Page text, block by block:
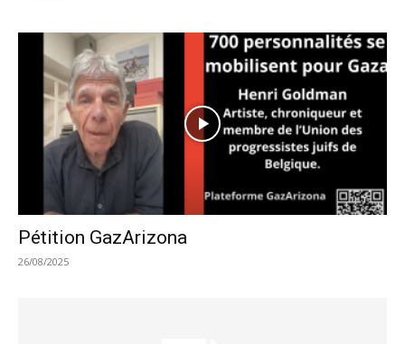
Pétition GazArizona
26/08/2025